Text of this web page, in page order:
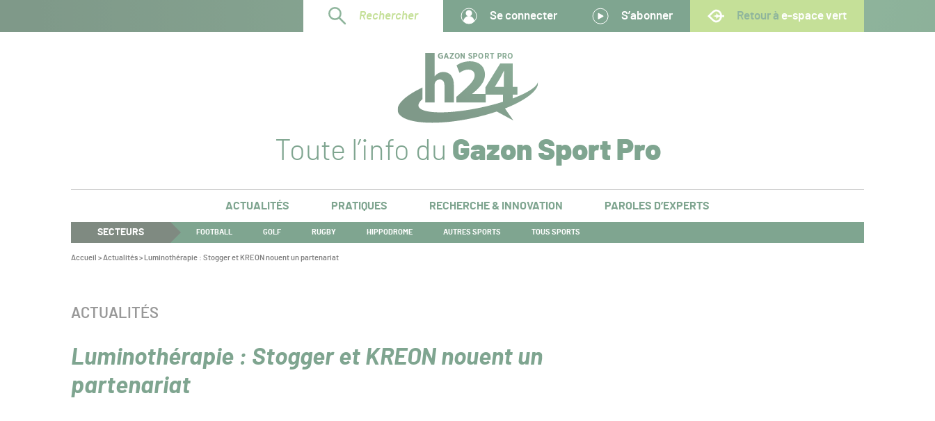
Rechercher Se connecter S’abonner Retour à e-space vert
Toute l’info du Gazon Sport Pro
ACTUALITÉS PRATIQUES RECHERCHE & INNOVATION PAROLES D’EXPERTS
SECTEURS FOOTBALL GOLF RUGBY HIPPODROME AUTRES SPORTS TOUS SPORTS
Vous
Accueil >Actualités> Luminothérapie : Stogger et KREON nouent un partenariat
Luminothérapie : Stogger et KREON nouent un
partenariat
CATÉGORIE :
ACTUALITÉS